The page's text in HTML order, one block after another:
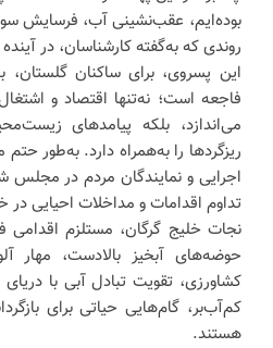
بوده‌ایم، عقب‌نشینی آب، فرسایش
روندی که به‌گفته کارشناسان، در
این پسروی، برای ساکنان گلستان،
فاجعه‌ است؛ نه‌تنها اقتصاد و
می‌اندازد، بلکه پیامدهای
ریزگردها را به‌همراه دارد. به‌طور
اجرایی و نمایندگان مردم در
تداوم اقدامات و مداخلات احیایی
نجات خلیج گرگان، مستلزم
حوضه‌های آبخیز بالادست، مهار
کشاورزی، تقویت تبادل آبی با
کم‌آب‌بر، گام‌هایی حیاتی برای
هستند.